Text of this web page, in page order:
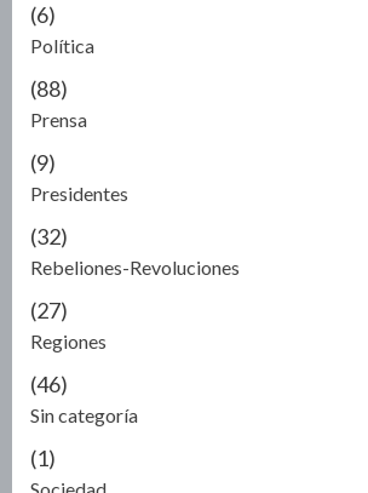
(6)
Política
(88)
Prensa
(9)
Presidentes
(32)
Rebeliones-Revoluciones
(27)
Regiones
(46)
Sin categoría
(1)